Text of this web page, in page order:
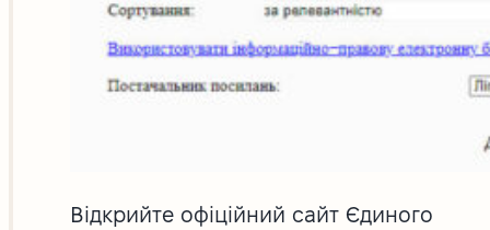
Відкрийте офіційний сайт Єдиного